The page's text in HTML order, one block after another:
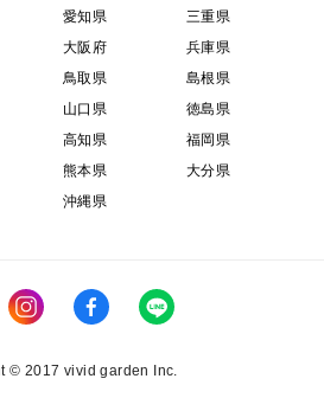
愛知県
三重県
大阪府
兵庫県
鳥取県
島根県
山口県
徳島県
高知県
福岡県
熊本県
大分県
沖縄県
© 2017 vivid garden Inc.